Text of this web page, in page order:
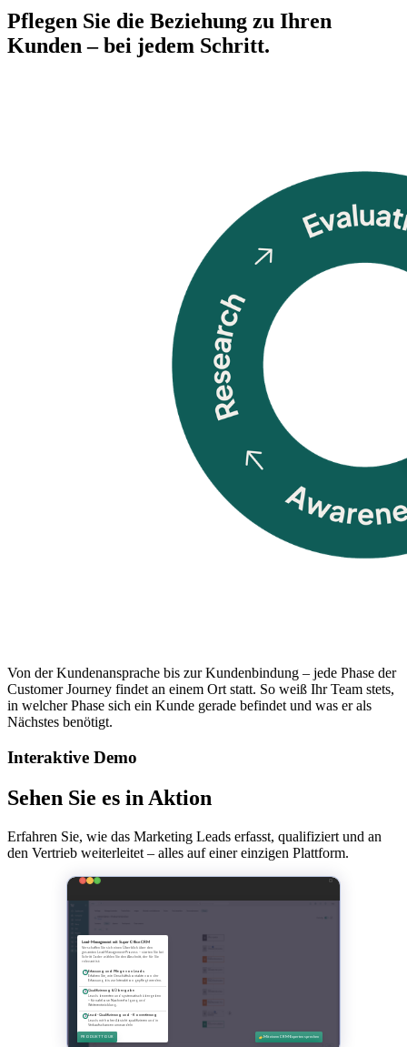
Pflegen Sie die Beziehung zu Ihren
Kunden – bei jedem Schritt.
Von der Kundenansprache bis zur Kundenbindung – jede Phase der
Customer Journey findet an einem Ort statt. So weiß Ihr Team stets,
in welcher Phase sich ein Kunde gerade befindet und was er als
Nächstes benötigt.
Interaktive Demo
Sehen Sie es in Aktion
Erfahren Sie, wie das Marketing Leads erfasst, qualifiziert und an
den Vertrieb weiterleitet – alles auf einer einzigen Plattform.